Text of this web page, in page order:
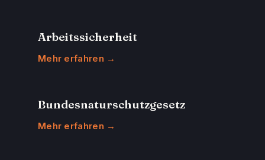
Arbeitssicherheit
Mehr erfahren →
Bundesnaturschutzgesetz
Mehr erfahren →